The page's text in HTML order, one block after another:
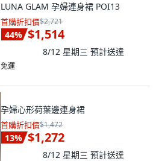
LUNA GLAM 孕婦連身裙 POI13
首購折扣價$2,721
44% $1,514
8/12 星期三 預計送達
免運
孕婦心形荷葉邊連身裙
首購折扣價$1,472
13% $1,272
8/12 星期三 預計送達